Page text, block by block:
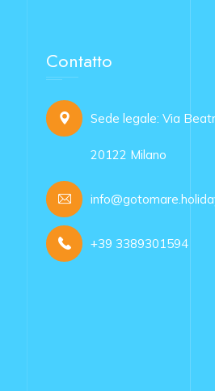
Contatto
Sede legale: Via
20122 Milano
+39 3389301594